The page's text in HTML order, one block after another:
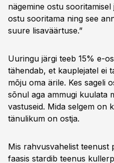
nägemine ostu
ostu sooritama ning see
suure lisaväärtuse.”
Uuringu järgi teeb 15% e-
tähendab, et kauplejatel ei
mõju oma ärile. Kes sageli
sõnul aga ammugi kuulata
vastuseid. Mida selgem on
tänulikum on ostja.
Mis rahvusvahelist teenust
faasis stardib teenus